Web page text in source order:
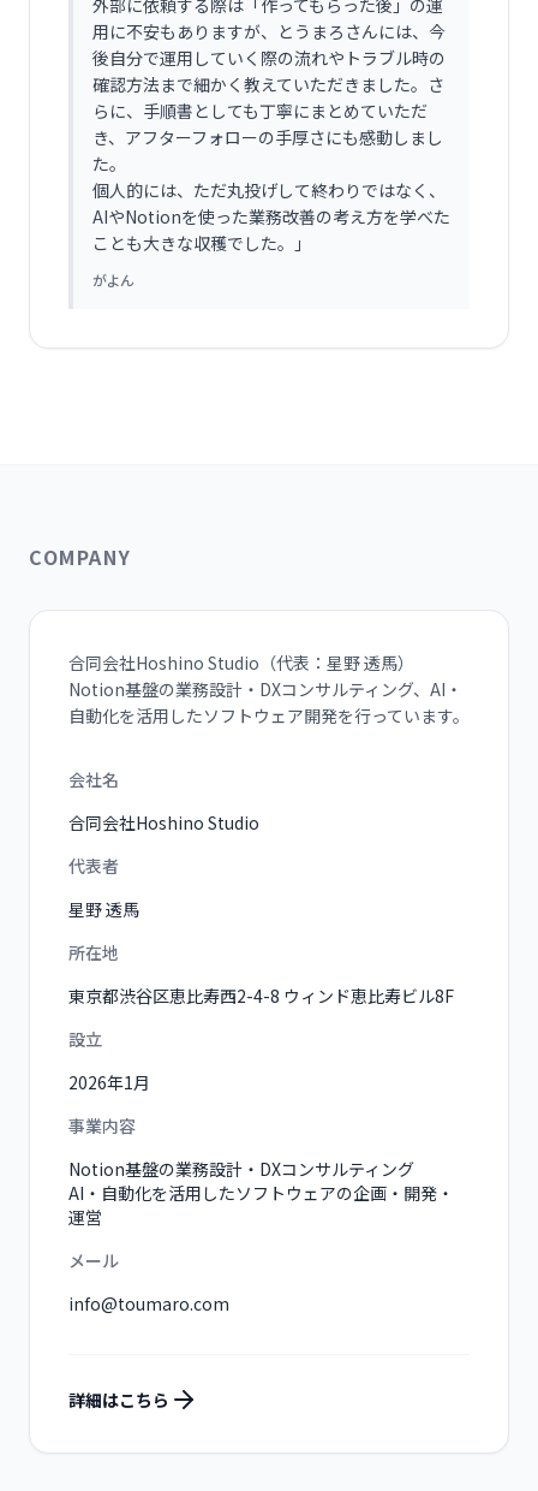
外部に依頼する際は「作ってもらった後」の運
用に不安もありますが、とうまろさんには、今
後自分で運用していく際の流れやトラブル時の
確認方法まで細かく教えていただきました。さ
らに、手順書としても丁寧にまとめていただ
き、アフターフォローの手厚さにも感動しまし
た。
個人的には、ただ丸投げして終わりではなく、
AIやNotionを使った業務改善の考え方を学べた
ことも大きな収穫でした。
」
がよん
COMPANY
合同会社Hoshino Studio（代表：星野 透馬）
Notion基盤の業務設計・DXコンサルティング、AI・
自動化を活用したソフトウェア開発を行っています。
会社名
合同会社Hoshino Studio
代表者
星野 透馬
所在地
東京都渋谷区恵比寿西2-4-8 ウィンド恵比寿ビル8F
設立
2026年1月
事業内容
Notion基盤の業務設計・DXコンサルティング
AI・自動化を活用したソフトウェアの企画・開発・
運営
メール
info@toumaro.com
詳細はこちら